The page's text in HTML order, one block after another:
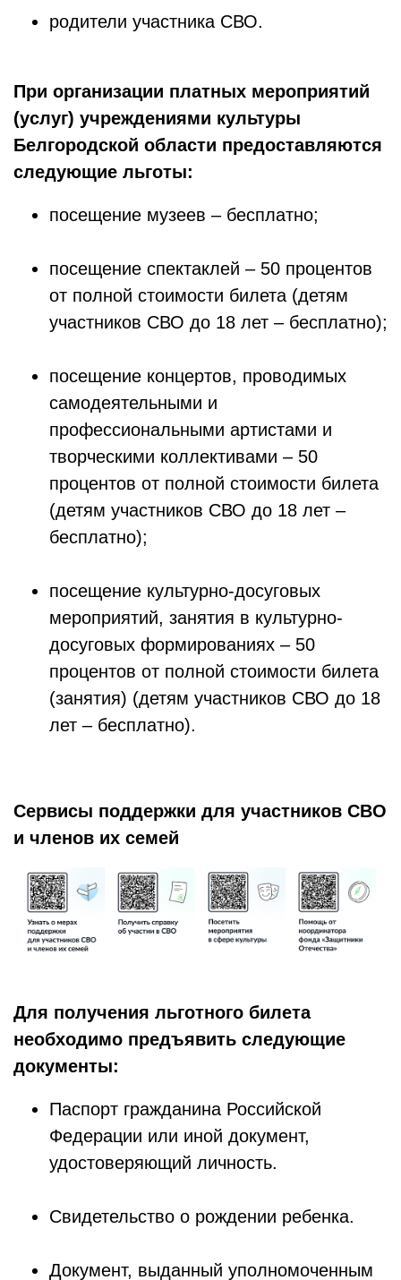
родители участника СВО.
При организации платных мероприятий
(услуг) учреждениями культуры
Белгородской области предоставляются
следующие льготы:
посещение музеев – бесплатно;
посещение спектаклей – 50 процентов
от полной стоимости билета (детям
участников СВО до 18 лет – бесплатно);
посещение концертов, проводимых
самодеятельными и
профессиональными артистами и
творческими коллективами – 50
процентов от полной стоимости билета
(детям участников СВО до 18 лет –
бесплатно);
посещение культурно-досуговых
мероприятий, занятия в культурно-
досуговых формированиях – 50
процентов от полной стоимости билета
(занятия) (детям участников СВО до 18
лет – бесплатно).
Сервисы поддержки для участников СВО
и членов их семей
Для получения льготного билета
необходимо предъявить следующие
документы:
Паспорт гражданина Российской
Федерации или иной документ,
удостоверяющий личность.
Свидетельство о рождении ребенка.
Документ, выданный уполномоченным